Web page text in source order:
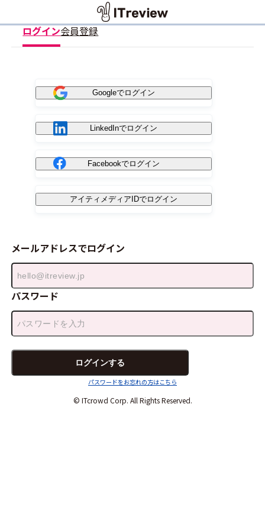
ログイン会員登録
Googleでログイン
LinkedInでログイン
Facebookでログイン
アイティメディアIDでログイン
メールアドレスでログイン
パスワード
パスワードをお忘れの方はこちら
© ITcrowd Corp. All Rights Reserved.